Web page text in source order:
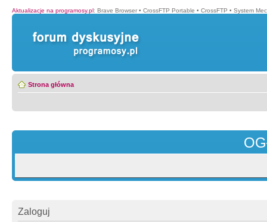
Aktualizacje na programosy.pl: Brave Browser • CrossFTP Portable • CrossFTP • System
Strona główna
Zaloguj